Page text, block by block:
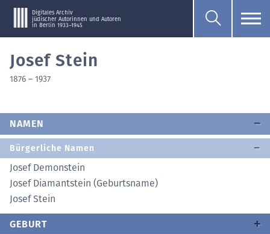
Digitales Archiv
jüdischer Autorinnen und Autoren
in Berlin 1933–1945
Josef Stein
1876 – 1937
NAMEN
Bürgerliche Namen
Josef Demonstein
Josef Diamantstein (Geburtsname)
Josef Stein
GEBURT